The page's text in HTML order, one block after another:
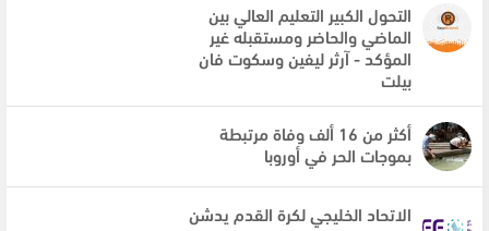
التحول الكبير التعليم العالي بين
الماضي والحاضر ومستقبله غير
المؤكد - آرثر ليفين وسكوت فان
بيلت
أكثر من 16 ألف وفاة مرتبطة
بموجات الحر في أوروبا
الاتحاد الخليجي لكرة القدم يدشن